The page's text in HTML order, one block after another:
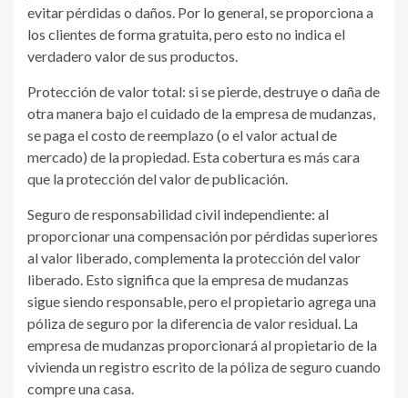
evitar pérdidas o daños. Por lo general, se proporciona a
los clientes de forma gratuita, pero esto no indica el
verdadero valor de sus productos.
Protección de valor total: si se pierde, destruye o daña de
otra manera bajo el cuidado de la empresa de mudanzas,
se paga el costo de reemplazo (o el valor actual de
mercado) de la propiedad. Esta cobertura es más cara
que la protección del valor de publicación.
Seguro de responsabilidad civil independiente: al
proporcionar una compensación por pérdidas superiores
al valor liberado, complementa la protección del valor
liberado. Esto significa que la empresa de mudanzas
sigue siendo responsable, pero el propietario agrega una
póliza de seguro por la diferencia de valor residual. La
empresa de mudanzas proporcionará al propietario de la
vivienda un registro escrito de la póliza de seguro cuando
compre una casa.